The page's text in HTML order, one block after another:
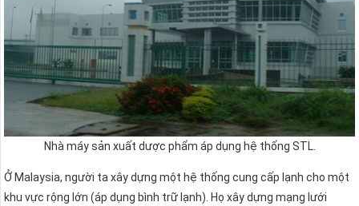
Nhà máy sản xuất dược phẩm áp dụng hệ thống STL.
Ở Malaysia, người ta xây dựng một hệ thống cung cấp lạnh cho một
khu vực rộng lớn (áp dụng bình trữ lạnh). Họ xây dựng mạng lưới